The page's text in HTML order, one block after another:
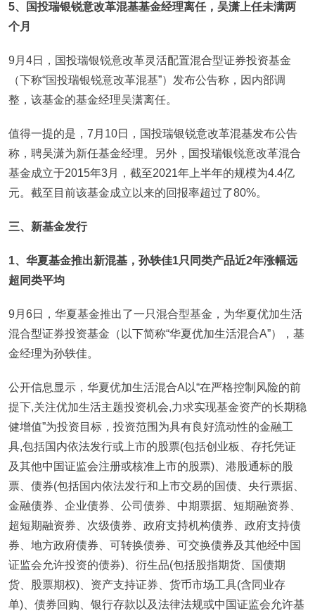
5、国投瑞银锐意改革混基基金经理离任，吴潇上任未满两
个月
9月4日，国投瑞银锐意改革灵活配置混合型证券投资基金
（下称“国投瑞银锐意改革混基”）发布公告称，因内部调
整，该基金的基金经理吴潇离任。
值得一提的是，7月10日，国投瑞银锐意改革混基发布公告
称，聘吴潇为新任基金经理。另外，国投瑞银锐意改革混合
基金成立于2015年3月，截至2021年上半年的规模为4.4亿
元。截至目前该基金成立以来的回报率超过了80%。
三、新基金发行
1、华夏基金推出新混基，孙轶佳1只同类产品近2年涨幅远
超同类平均
9月6日，华夏基金推出了一只混合型基金，为华夏优加生活
混合型证券投资基金（以下简称“华夏优加生活混合A”），基
金经理为孙轶佳。
公开信息显示，华夏优加生活混合A以“在严格控制风险的前
提下,关注优加生活主题投资机会,力求实现基金资产的长期稳
健增值”为投资目标，投资范围为具有良好流动性的金融工
具,包括国内依法发行或上市的股票(包括创业板、存托凭证
及其他中国证监会注册或核准上市的股票)、港股通标的股
票、债券(包括国内依法发行和上市交易的国债、央行票据、
金融债券、企业债券、公司债券、中期票据、短期融资券、
超短期融资券、次级债券、政府支持机构债券、政府支持债
券、地方政府债券、可转换债券、可交换债券及其他经中国
证监会允许投资的债券)、衍生品(包括股指期货、国债期
货、股票期权)、资产支持证券、货币市场工具(含同业存
单)、债券回购、银行存款以及法律法规或中国证监会允许基